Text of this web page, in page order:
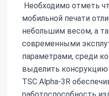
Необходимо отметь
мобильной печати
небольшим весом, а
современными
параметрами, среди
выделить консрукцию
TSC Alpha-3R